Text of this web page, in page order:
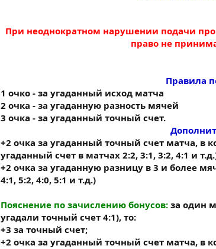
При неоднократном нарушении подачи
право не
Правила
1 очко - за угаданный исход матча
2 очка - за угаданную разность мячей
3 очка - за угаданный точный счет.
+2 очка за угаданный точный счет матча, в
угаданный счет в матчах 2:2, 3:1, 3:2, 4:1 и
+2 очка за угаданную разницу в 3 и более
4:1, 5:2, 4:0, 5:1 и т.д.)
Пояснение по зачислению бонусов: за один
угадали точный счет 4:1), то:
+3 за точный счет;
+2 очка за угаданный точный счет матча, в